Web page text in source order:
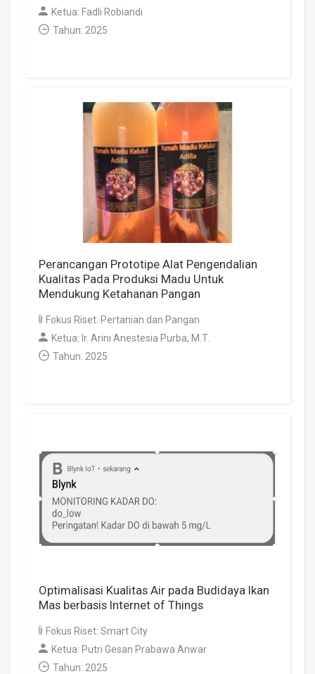
Ketua: Fadli Robiandi
Tahun: 2025
Perancangan Prototipe Alat Pengendalian
Kualitas Pada Produksi Madu Untuk
Mendukung Ketahanan Pangan
Fokus Riset: Pertanian dan Pangan
Ketua: Ir. Arini Anestesia Purba, M.T.
Tahun: 2025
Optimalisasi Kualitas Air pada Budidaya Ikan
Mas berbasis Internet of Things
Fokus Riset: Smart City
Ketua: Putri Gesan Prabawa Anwar
Tahun: 2025